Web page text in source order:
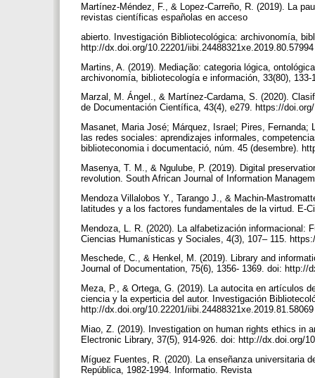
Martínez-Méndez, F., & Lopez-Carreño, R. (2019). La
revistas científicas españolas en acceso
abierto. Investigación Bibliotecológica: archivonomía,
http://dx.doi.org/10.22201/
Martins, A. (2019). Mediação: categoria lógica,
archivonomía, bibliotecología e información, 33(80),
Marzal, M. Ángel., & Martínez-Cardama, S. (2020).
de Documentación Científica, 43(4), e279. https://
Masanet, Maria José; Márquez, Israel; Pires,
las redes sociales: aprendizajes informales,
biblioteconomia i documentació, núm. 45 (desembre).
Masenya, T. M., & Ngulube, P. (2019). Digital
revolution. South African Journal of Information
Mendoza Villalobos Y., Tarango J., & Machin-
latitudes y a los factores fundamentales de la virtud. E-
Mendoza, L. R. (2020). La alfabetización informacional:
Ciencias Humanísticas y Sociales, 4(3), 107– 115.
Meschede, C., & Henkel, M. (2019). Library and
Journal of Documentation, 75(6), 1356- 1369. doi: http://
Meza, P., & Ortega, G. (2019). La autocita en artículos
ciencia y la experticia del autor. Investigación
http://dx.doi.org/10.22201/
Miao, Z. (2019). Investigation on human rights ethics in
Electronic Library, 37(5), 914-926. doi: http://dx.doi.org/
Míguez Fuentes, R. (2020). La enseñanza universitaria
República, 1982-1994. Informatio. Revista